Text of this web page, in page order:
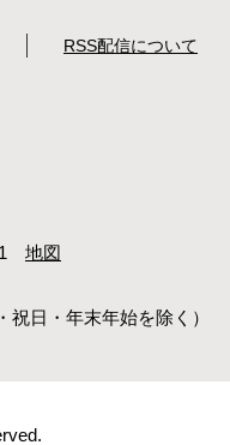
RSS配信について
1 地図
日・年末年始を除く）